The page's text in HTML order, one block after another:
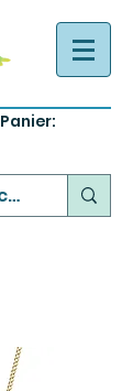
Panier: